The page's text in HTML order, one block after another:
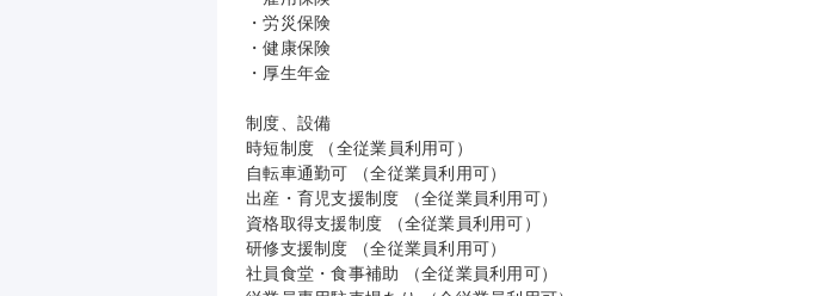
・労災保険
・健康保険
・厚生年金
制度、設備
時短制度 （全従業員利用可）
自転車通勤可 （全従業員利用可）
出産・育児支援制度 （全従業員利用可）
資格取得支援制度 （全従業員利用可）
研修支援制度 （全従業員利用可）
社員食堂・食事補助 （全従業員利用可）